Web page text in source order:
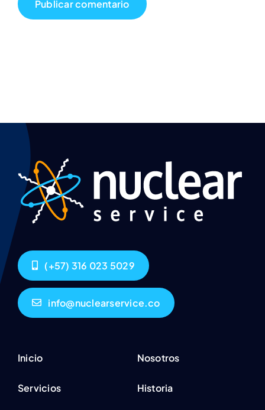
(+57) 316 023 5029
info@nuclearservice.co
Inicio
Servicios
Nosotros
Historia